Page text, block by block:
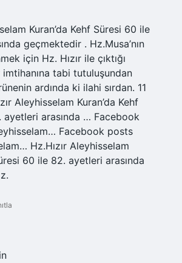
Kuran’da Kehf Süresi 60 ile
geçmektedir . Hz.Musa’nın
için Hz. Hızır ile çıktığı
tabi tutuluşundan
ardında ki ilahi sırdan. 11
Aleyhisselam Kuran’da Kehf
ayetleri arasında … Facebook
Facebook posts
Hz.Hızır Aleyhisselam
60 ile 82. ayetleri arasında